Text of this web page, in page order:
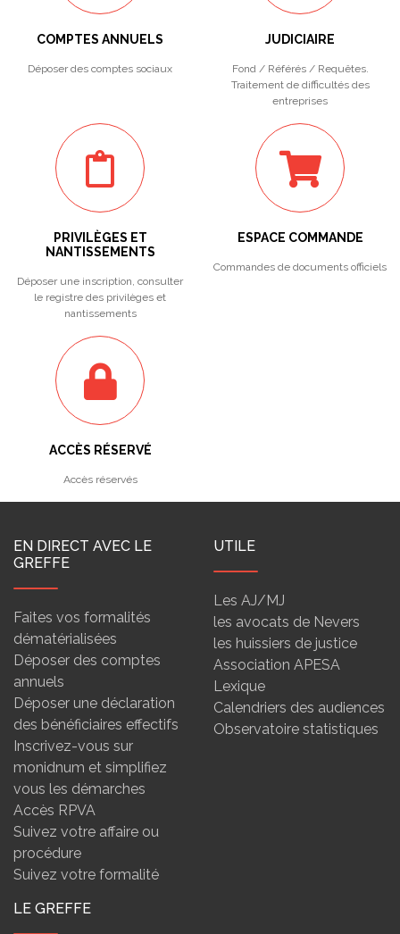
COMPTES ANNUELS
Déposer des comptes sociaux
JUDICIAIRE
Fond / Référés / Requêtes.
Traitement de difficultés des
entreprises
PRIVILÈGES ET
NANTISSEMENTS
Déposer une inscription, consulter
le registre des privilèges et
nantissements
ESPACE COMMANDE
Commandes de documents officiels
ACCÈS RÉSERVÉ
Accès réservés
EN DIRECT AVEC LE
GREFFE
Faites vos formalités
dématérialisées
Déposer des comptes
annuels
Déposer une déclaration
des bénéficiaires effectifs
Inscrivez-vous sur
monidnum et simplifiez
vous les démarches
Accès RPVA
Suivez votre affaire ou
procédure
Suivez votre formalité
UTILE
Les AJ/MJ
les avocats de Nevers
les huissiers de justice
Association APESA
Lexique
Calendriers des audiences
Observatoire statistiques
LE GREFFE